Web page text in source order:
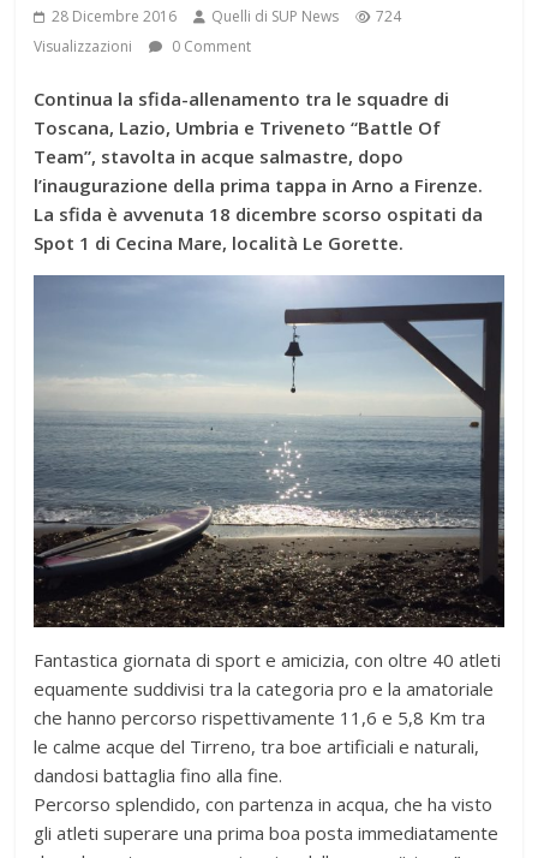
28 Dicembre 2016 Quelli di SUP News
724
Visualizzazioni
0 Comment
Continua la sfida-allenamento tra le squadre di
Toscana, Lazio, Umbria e Triveneto “Battle Of
Team”, stavolta in acque salmastre, dopo
l’inaugurazione della prima tappa in Arno a Firenze.
La sfida è avvenuta 18 dicembre scorso ospitati da
Spot 1 di Cecina Mare, località Le Gorette.
Fantastica giornata di sport e amicizia, con oltre 40 atleti
equamente suddivisi tra la categoria pro e la amatoriale
che hanno percorso rispettivamente 11,6 e 5,8 Km tra
le calme acque del Tirreno, tra boe artificiali e naturali,
dandosi battaglia fino alla fine.
Percorso splendido, con partenza in acqua, che ha visto
gli atleti superare una prima boa posta immediatamente